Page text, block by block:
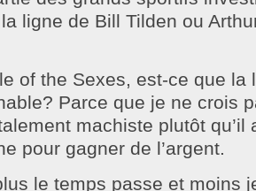
ligne de Bill Tilden ou
of the Sexes, est-ce que la
Parce que je ne crois
machiste plutôt qu’il
pour gagner de l’argent.
le temps passe et moins